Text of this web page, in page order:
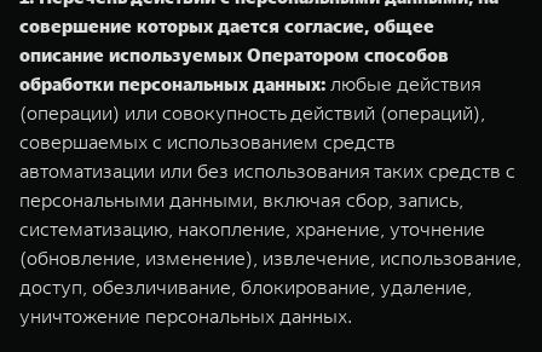
совершение которых дается согласие, общее
описание используемых Оператором способов
обработки персональных данных: любые действия
(операции) или совокупность действий (операций),
совершаемых с использованием средств
автоматизации или без использования таких средств с
персональными данными, включая сбор, запись,
систематизацию, накопление, хранение, уточнение
(обновление, изменение), извлечение, использование,
доступ, обезличивание, блокирование, удаление,
уничтожение персональных данных.